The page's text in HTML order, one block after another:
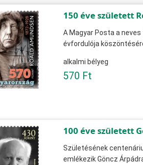
150 éve született
A Magyar Posta a
évfordulója
alkalmi bélyeg
570 Ft
100 éve született
Születésének
emlékezik Göncz